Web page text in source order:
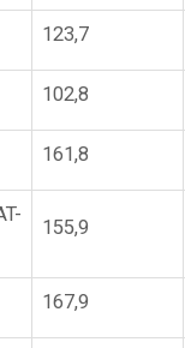
123,7
102,8
161,8
155,9
167,9